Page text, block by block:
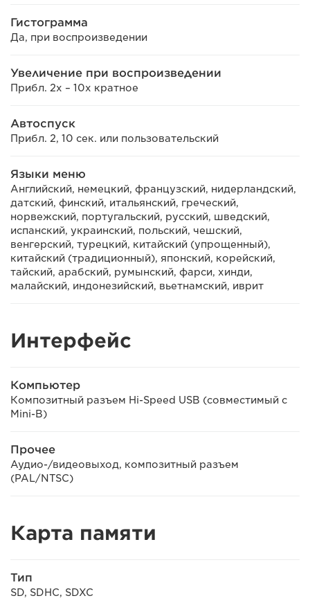
Гистограмма
Да, при воспроизведении
Увеличение при воспроизведении
Прибл. 2x – 10x кратное
Автоспуск
Прибл. 2, 10 сек. или пользовательский
Языки меню
Английский, немецкий, французский, нидерландский,
датский, финский, итальянский, греческий,
норвежский, португальский, русский, шведский,
испанский, украинский, польский, чешский,
венгерский, турецкий, китайский (упрощенный),
китайский (традиционный), японский, корейский,
тайский, арабский, румынский, фарси, хинди,
малайский, индонезийский, вьетнамский, иврит
Интерфейс
Компьютер
Композитный разъем Hi-Speed USB (совместимый с
Mini-B)
Прочее
Аудио-/видеовыход, композитный разъем
(PAL/NTSC)
Карта памяти
Тип
SD, SDHC, SDXC